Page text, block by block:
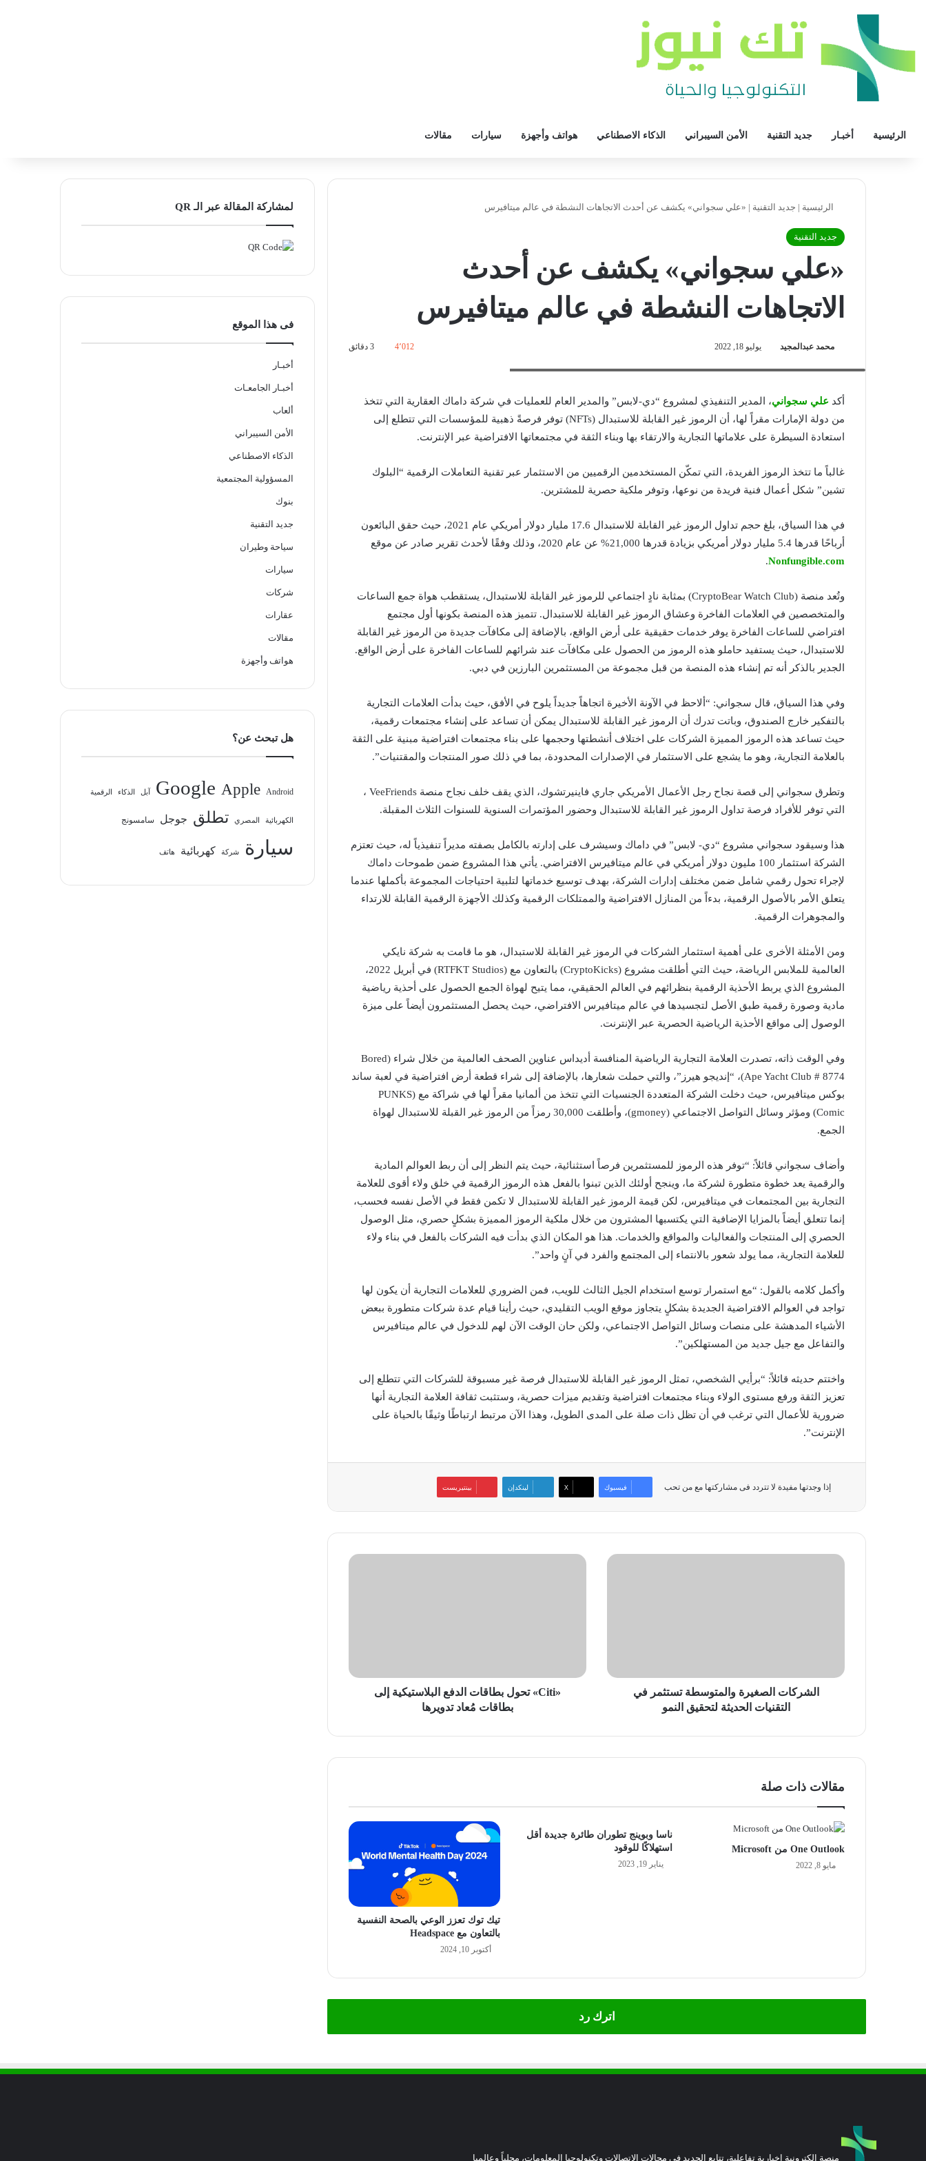
الرئيسية أخبـار جديد التقنية الأمن السيبراني الذكاء الاصطناعي هواتف وأجهزة سيارات مقالات
الرئيسية | جديد التقنية | «علي سجواني» يكشف عن أحدث الاتجاهات النشطة في عالم ميتافيرس
جديد التقنية
«علي سجواني» يكشف عن أحدث
الاتجاهات النشطة في عالم ميتافيرس
محمد عبدالمجيد يوليو 18, 2022 4٬012
أكد علي سجواني، المدير التنفيذي لمشروع “دي-لابس” والمدير العام للعمليات في شركة داماك العقارية التي تتخذ
من دولة الإمارات مقراً لها، أن الرموز غير القابلة للاستبدال (NFTs) توفر فرصةً ذهبية للمؤسسات التي تتطلع إلى
استعادة السيطرة على علاماتها التجارية والارتقاء بها وبناء الثقة في مجتمعاتها الافتراضية عبر الإنترنت.
غالباً ما تتخذ الرموز الفريدة، التي تمكّن المستخدمين الرقميين من الاستثمار عبر تقنية التعاملات الرقمية “البلوك
تشين” شكل أعمال فنية فريدة من نوعها، وتوفر ملكية حصرية للمشترين.
في هذا السياق، بلغ حجم تداول الرموز غير القابلة للاستبدال 17.6 مليار دولار أمريكي عام 2021، حيث حقق البائعون
أرباحًا قدرها 5.4 مليار دولار أمريكي بزيادة قدرها 21,000% عن عام 2020، وذلك وفقًا لأحدث تقرير صادر عن موقع
Nonfungible.com
.
وتُعد منصة (CryptoBear Watch Club) بمثابة نادٍ اجتماعي للرموز غير القابلة للاستبدال، يستقطب هواة جمع الساعات
والمتخصصين في العلامات الفاخرة وعشاق الرموز غير القابلة للاستبدال. تتميز هذه المنصة بكونها أول مجتمع
افتراضي للساعات الفاخرة يوفر خدمات حقيقية على أرض الواقع، بالإضافة إلى مكافآت جديدة من الرموز غير القابلة
للاستبدال، حيث يستفيد حاملو هذه الرموز من الحصول على مكافآت عند شرائهم للساعات الفاخرة على أرض الواقع.
الجدير بالذكر أنه تم إنشاء هذه المنصة من قبل مجموعة من المستثمرين البارزين في دبي.
وفي هذا السياق، قال سجواني: “ألاحظ في الآونة الأخيرة اتجاهاً جديداً يلوح في الأفق، حيث بدأت العلامات التجارية
بالتفكير خارج الصندوق، وباتت تدرك أن الرموز غير القابلة للاستبدال يمكن أن تساعد على إنشاء مجتمعات رقمية،
حيث تساعد هذه الرموز المميزة الشركات على اختلاف أنشطتها وحجمها على بناء مجتمعات افتراضية مبنية على الثقة
بالعلامة التجارية، وهو ما يشجع على الاستثمار في الإصدارات المحدودة، بما في ذلك صور المنتجات والمقتنيات”.
وتطرق سجواني إلى قصة نجاح رجل الأعمال الأمريكي جاري فاينيرتشوك، الذي يقف خلف نجاح منصة VeeFriends ،
التي توفر للأفراد فرصة تداول الرموز غير القابلة للاستبدال وحضور المؤتمرات السنوية للسنوات الثلاث المقبلة.
هذا وسيقود سجواني مشروع “دي- لابس” في داماك وسيشرف على إدارته بالكامل بصفته مديراً تنفيذياً له، حيث تعتزم
الشركة استثمار 100 مليون دولار أمريكي في عالم ميتافيرس الافتراضي. يأتي هذا المشروع ضمن طموحات داماك
لإجراء تحول رقمي شامل ضمن مختلف إدارات الشركة، بهدف توسيع خدماتها لتلبية احتياجات المجموعة بأكملها عندما
يتعلق الأمر بالأصول الرقمية، بدءاً من المنازل الافتراضية والممتلكات الرقمية وكذلك الأجهزة الرقمية القابلة للارتداء
والمجوهرات الرقمية.
ومن الأمثلة الأخرى على أهمية استثمار الشركات في الرموز غير القابلة للاستبدال، هو ما قامت به شركة نايكي
العالمية للملابس الرياضة، حيث التي أطلقت مشروع (CryptoKicks) بالتعاون مع (RTFKT Studios) في أبريل 2022،
المشروع الذي يربط الأحذية الرقمية بنظرائهم في العالم الحقيقي، مما يتيح لهواة الجمع الحصول على أحذية رياضية
مادية وصورة رقمية طبق الأصل لتجسيدها في عالم ميتافيرس الافتراضي، حيث يحصل المستثمرون أيضاً على ميزة
الوصول إلى مواقع الأحذية الرياضية الحصرية عبر الإنترنت.
وفي الوقت ذاته، تصدرت العلامة التجارية الرياضية المنافسة أديداس عناوين الصحف العالمية من خلال شراء (Bored
Ape Yacht Club # 8774)، “إنديجو هيرز”، والتي حملت شعارها، بالإضافة إلى شراء قطعة أرض افتراضية في لعبة ساند
بوكس ميتافيرس، حيث دخلت الشركة المتعددة الجنسيات التي تتخذ من ألمانيا مقراً لها في شراكة مع (PUNKS
Comic) ومؤثر وسائل التواصل الاجتماعي (gmoney)، وأطلقت 30,000 رمزاً من الرموز غير القبلة للاستبدال لهواة
الجمع.
وأضاف سجواني قائلاً: “توفر هذه الرموز للمستثمرين فرصاً استثنائية، حيث يتم النظر إلى أن ربط العوالم المادية
والرقمية يعد خطوة متطورة لشركة ما، وينجح أولئك الذين تبنوا بالفعل هذه الرموز الرقمية في خلق ولاء أقوى للعلامة
التجارية بين المجتمعات في ميتافيرس، لكن قيمة الرموز غير القابلة للاستبدال لا تكمن فقط في الأصل نفسه فحسب،
إنما تتعلق أيضاً بالمزايا الإضافية التي يكتسبها المشترون من خلال ملكية الرموز المميزة بشكلٍ حصري، مثل الوصول
الحصري إلى المنتجات والفعاليات والمواقع والخدمات. هذا هو المكان الذي بدأت فيه الشركات بالفعل في بناء ولاء
للعلامة التجارية، مما يولد شعور بالانتماء إلى المجتمع والفرد في آنٍ واحد”.
وأكمل كلامه بالقول: “مع استمرار توسع استخدام الجيل الثالث للويب، فمن الضروري للعلامات التجارية أن يكون لها
تواجد في العوالم الافتراضية الجديدة بشكلٍ يتجاوز موقع الويب التقليدي، حيث رأينا قيام عدة شركات متطورة ببعض
الأشياء المدهشة على منصات وسائل التواصل الاجتماعي، ولكن حان الوقت الآن لهم للدخول في عالم ميتافيرس
والتفاعل مع جيل جديد من المستهلكين”.
واختتم حديثه قائلاً: “برأيي الشخصي، تمثل الرموز غير القابلة للاستبدال فرصة غير مسبوقة للشركات التي تتطلع إلى
تعزيز الثقة ورفع مستوى الولاء وبناء مجتمعات افتراضية وتقديم ميزات حصرية، وستثبت ثقافة العلامة التجارية أنها
ضرورية للأعمال التي ترغب في أن تظل ذات صلة على المدى الطويل، وهذا الآن مرتبط ارتباطًا وثيقًا بالحياة على
الإنترنت”.
إذا وجدتها مفيدة لا تتردد فى مشاركتها مع من تحب فيسبوك ‫X لينكدإن بينتيريست
الشركات
النمو
الشركات الصغيرة والمتوسطة تستثمر في
التقنيات الحديثة لتحقيق النمو
تدويرها
«Citi» تحول بطاقات الدفع البلاستيكية إلى
بطاقات مُعاد تدويرها
مقالات ذات صلة
One Outlook من Microsoft
مايو 8, 2022
ناسا وبوينج تطوران طائرة جديدة أقل
استهلاكًا للوقود
يناير 19, 2023
تيك توك تعزز الوعي بالصحة النفسية
بالتعاون مع Headspace
أكتوبر 10, 2024
اترك رد
لمشاركة المقالة عبر الـ QR
فى هذا الموقع
أخبـار
أخبـار الجامعـات
ألعاب
الأمن السيبراني
الذكاء الاصطناعي
المسؤولية المجتمعية
بنوك
جديد التقنية
سياحة وطيران
سيارات
شركات
عقارات
مقالات
هواتف وأجهزة
هل تبحث عن؟
Android
Apple
Google آبل الذكاء الرقمية
الكهربائية المصري تطلق جوجل سامسونج
سيارة شركة كهربائية هاتف
منصة إلكترونية إخبارية تفاعلية، تتابع الجديد في مجالات الاتصالات وتكنولوجيا المعلومات، محلياً وعالميا